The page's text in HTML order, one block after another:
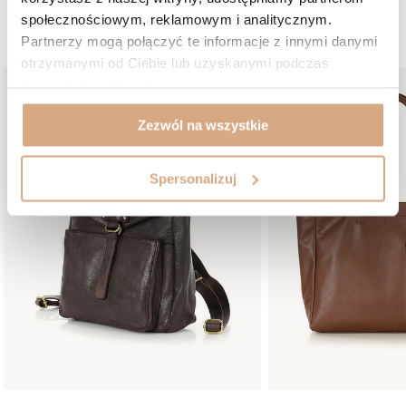
społecznościowym, reklamowym i analitycznym.
Partnerzy mogą połączyć te informacje z innymi danymi
otrzymanymi od Ciebie lub uzyskanymi podczas
Zezwól na wszystkie
Spersonalizuj
W podobnym kolorze: